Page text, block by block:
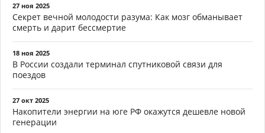
27 ноя 2025
Секрет вечной молодости разума: Как мозг обманывает
смерть и дарит бессмертие
18 ноя 2025
В России создали терминал спутниковой связи для
поездов
27 окт 2025
Накопители энергии на юге РФ окажутся дешевле новой
генерации